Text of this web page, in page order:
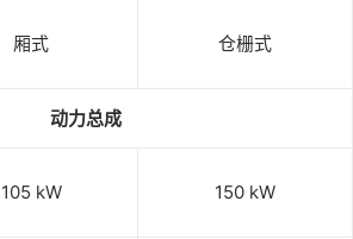
厢式 仓栅式
动力总成
105 kW 150 kW